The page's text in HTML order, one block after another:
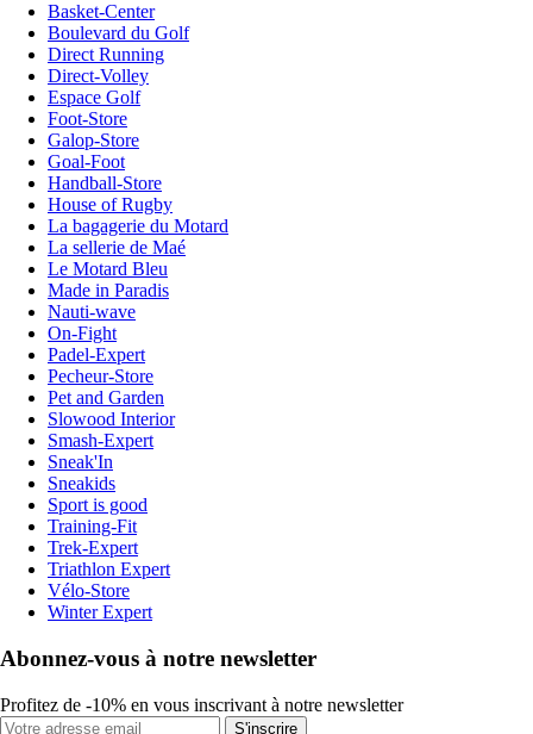
Basket-Center
Boulevard du Golf
Direct Running
Direct-Volley
Espace Golf
Foot-Store
Galop-Store
Goal-Foot
Handball-Store
House of Rugby
La bagagerie du Motard
La sellerie de Maé
Le Motard Bleu
Made in Paradis
Nauti-wave
On-Fight
Padel-Expert
Pecheur-Store
Pet and Garden
Slowood Interior
Smash-Expert
Sneak'In
Sneakids
Sport is good
Training-Fit
Trek-Expert
Triathlon Expert
Vélo-Store
Winter Expert
Abonnez-vous à notre newsletter
Profitez de -10% en vous inscrivant à notre newsletter
S'inscrire